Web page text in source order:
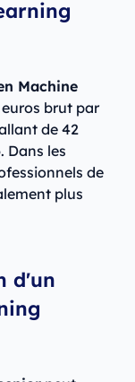
Machine
euros brut par
de 42
Dans les
de
plus
d'un